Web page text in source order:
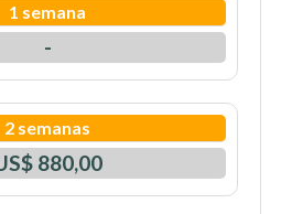
1 semana
-
2 semanas
880,00